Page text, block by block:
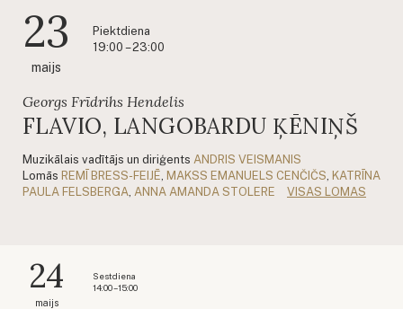
23
maijs
Piektdiena
19:00 – 23:00
Georgs Frīdrihs Hendelis
FLAVIO, LANGOBARDU ĶĒNIŅŠ
Muzikālais vadītājs un diriģents ANDRIS VEISMANIS
Lomās REMĪ BRESS-FEIJĒ MAKSS EMANUELS CENČIČS KATRĪNA
PAULA FELSBERGA ANNA AMANDA STOLERE VISAS LOMAS
24
maijs
Sestdiena
14:00 – 15:00